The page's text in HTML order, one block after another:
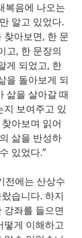
복음에 나오는
알고 있었다.
찾아보면, 한 문
고, 한 문장의
게 되었고, 한
을 돌아보게 되
삶을 살아갈 때
지 보여주고 있
아보며 읽어
삶을 반성하
있었다.”
전에는 산상수
습니다. 하지
강좌를 들으면
떻게 이해하고